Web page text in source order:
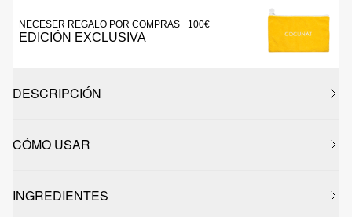
NECESER REGALO POR COMPRAS +100€
EDICIÓN EXCLUSIVA
DESCRIPCIÓN
CÓMO USAR
INGREDIENTES